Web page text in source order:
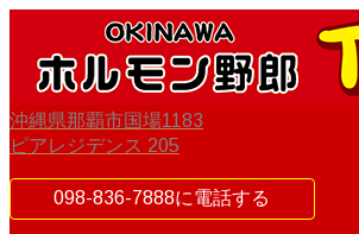
沖縄県那覇市国場1183
ピアレジデンス 205
098-836-7888に電話する